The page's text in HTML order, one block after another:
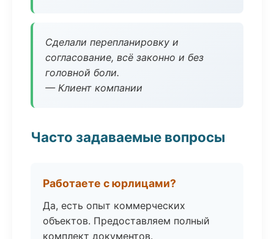
Сделали перепланировку и
согласование, всё законно и без
головной боли.
— Клиент компании
Часто задаваемые вопросы
Работаете с юрлицами?
Да, есть опыт коммерческих
объектов. Предоставляем полный
комплект документов.